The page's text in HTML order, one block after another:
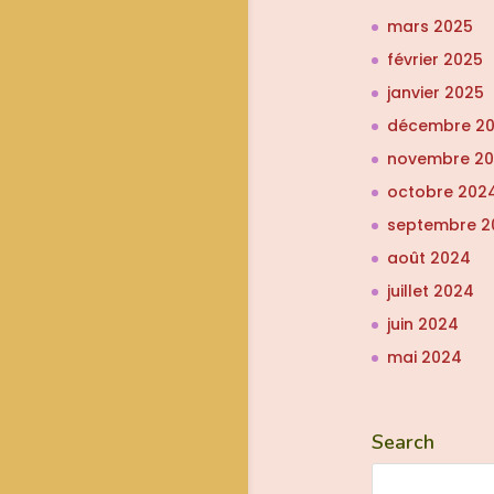
mars 2025
février 2025
janvier 2025
décembre
novembre
octobre
septembre
août 2024
juillet 2024
juin 2024
mai 2024
Search